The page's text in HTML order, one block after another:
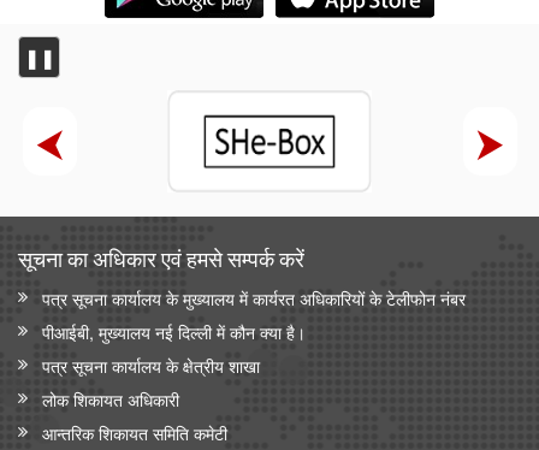
❚❚
सूचना का अधिकार एवं हमसे सम्‍पर्क करें
पत्र सूचना कार्यालय के मुख्यालय में कार्यरत अधिकारियों के टेलीफोन नंबर
पीआईबी, मुख्यालय नई दिल्ली में कौन क्या है।
पत्र सूचना कार्यालय के क्षेत्रीय शाखा
लोक शिकायत अधिकारी
आन्‍तरिक शिकायत समिति कमेटी